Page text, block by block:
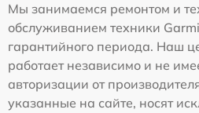
Мы занимаемся ремонтом и
обслуживанием техники
гарантийного периода. Наш
работает независимо и не
авторизации от
указанные на сайте, носят